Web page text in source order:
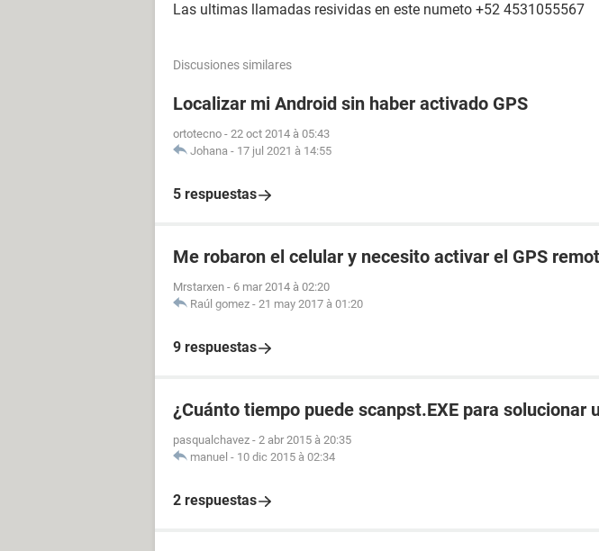
Las ultimas llamadas resividas en este numeto +52 4531055567
Discusiones similares
Localizar mi Android sin haber activado GPS
ortotecno - 22 oct 2014 à 05:43
Johana - 17 jul 2021 à 14:55
5 respuestas
Me robaron el celular y necesito activar el GPS
Mrstarxen - 6 mar 2014 à 02:20
Raúl gomez - 21 may 2017 à 01:20
9 respuestas
¿Cuánto tiempo puede scanpst.EXE para solucionar
pasqualchavez - 2 abr 2015 à 20:35
manuel - 10 dic 2015 à 02:34
2 respuestas